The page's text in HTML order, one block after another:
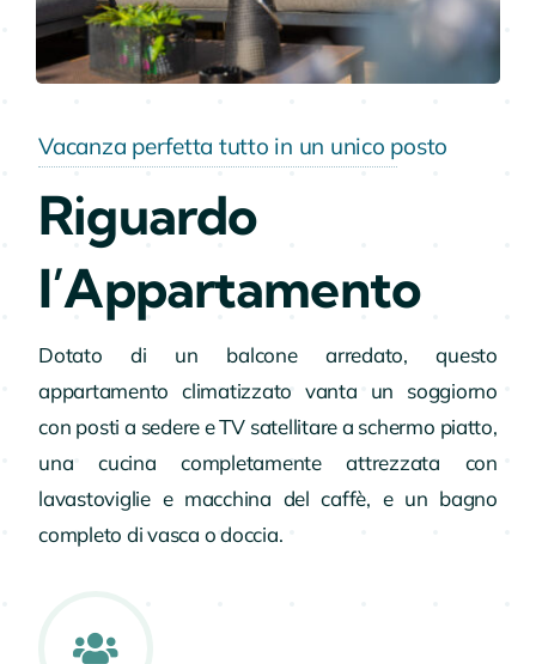
Vacanza perfetta tutto in un unico posto
Riguardo
l’Appartamento
Dotato di un balcone arredato, questo
appartamento climatizzato vanta un soggiorno
con posti a sedere e TV satellitare a schermo piatto,
una cucina completamente attrezzata con
lavastoviglie e macchina del caffè, e un bagno
completo di vasca o doccia.